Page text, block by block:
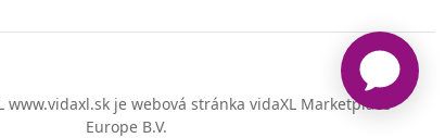
www.vidaxl.sk je webová stránka vidaXL Marketplace
Europe B.V.